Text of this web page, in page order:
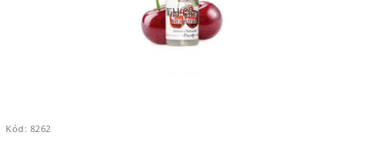
Kód: 8262